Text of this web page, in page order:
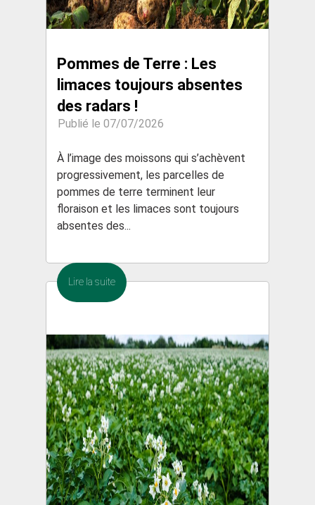
Pommes de Terre : Les
limaces toujours absentes
des radars !
Publié le 07/07/2026
À l’image des moissons qui s’achèvent
progressivement, les parcelles de
pommes de terre terminent leur
floraison et les limaces sont toujours
absentes des...
Lire la suite